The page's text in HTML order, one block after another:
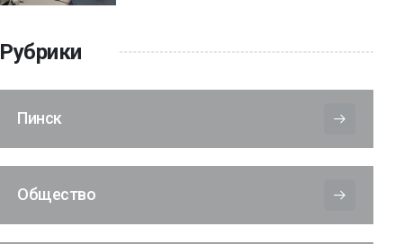
Рубрики
Пинск
Общество